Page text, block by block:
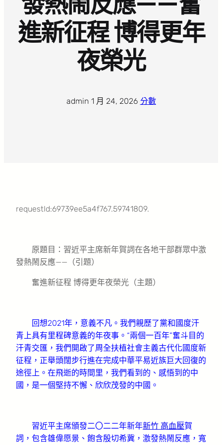
進新征程 博得更年
夜榮光
admin· 1 月 24, 2026· 分數
requestId:69739ee5a4f767.59741809.
原題目：習近平主席新年賀詞在各地干部群眾中激
發熱鬧反應——（引題）
奮進新征程 博得更年夜榮光（主題）
回想2021年，意義不凡。我們親歷了黨和國度汗
青上具有里程碑意義的年夜事。“兩個一百年”奮斗目的
汗青交匯，我們開啟了周全扶植社會主義古代化國度新
征程，正舉頭闊步行進在完成中華平易近族巨大回復的
途徑上。在飛逝的時間里，我們看到的、感悟到的中
國，是一個堅持不懈、欣欣茂發的中國。
習近平主席頒發二〇二二年新年新竹 高血壓賀
詞，包含雄偉愿景、飽含殷切希冀，激發熱鬧反應，寬